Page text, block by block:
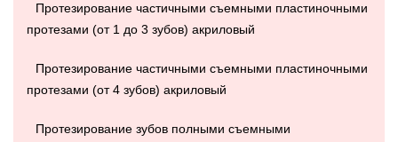
Протезирование частичными съемными пластиночными
протезами (от 1 до 3 зубов) акриловый
Протезирование частичными съемными пластиночными
протезами (от 4 зубов) акриловый
Протезирование зубов полными съемными